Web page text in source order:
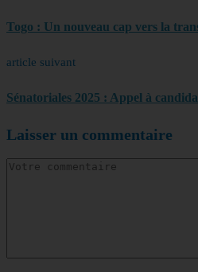
Togo : Un nouveau cap vers la
article suivant
Sénatoriales 2025 : Appel à
Laisser un commentaire